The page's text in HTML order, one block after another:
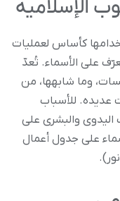
الإسلامیه
کأساس لعملیات
على الأسماء. تُعدّ
وما شابهها، من
عدیده. للأسباب
الیدوی والبشری على
على جدول أعمال